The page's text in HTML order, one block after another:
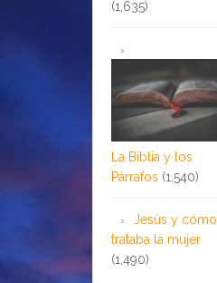
(1,635)
La Biblia y los
Párrafos (1,540)
Jesús y cómo
trataba la mujer
(1,490)